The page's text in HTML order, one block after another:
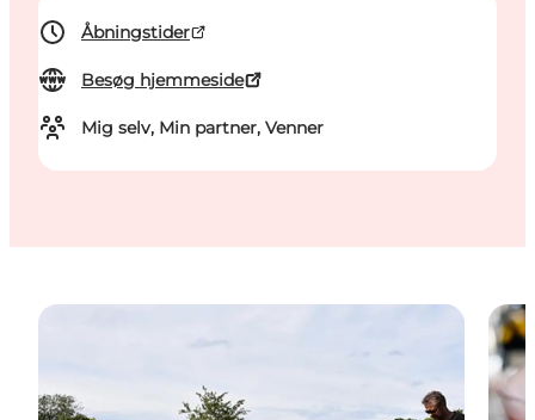
Åbningstider
Besøg hjemmeside
Mig selv, Min partner, Venner